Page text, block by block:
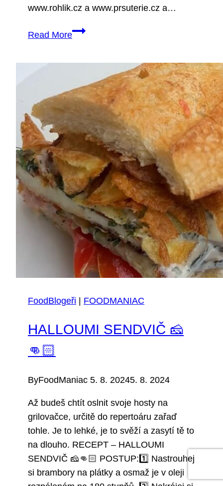
www.rohlik.cz a www.prsuterie.cz a…
Read MoreVejce
MasterChefa
Honzy
Albrechta
FoodBlogeři FOODMANIAC
HALLOUMI SENDVIČ 🧀
👊🏻
ByFoodManiac 5. 8. 20245. 8. 2024
Až budeš chtít oslnit svoje hosty na
grilovačce, určitě do repertoáru zařaď
tohle. Je to lehké, je to svěží a zasytí tě to
na dlouho. RECEPT – HALLOUMI
SENDVIČ 🧀👊🏻 POSTUP:1️⃣ Nastrouhej
si brambory na plátky a osmaž je v oleji